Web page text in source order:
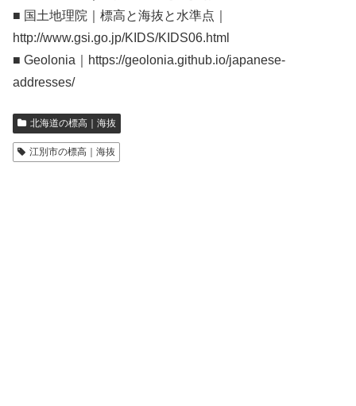
■ 国土地理院｜標高と海抜と水準点｜
http://www.gsi.go.jp/KIDS/KIDS06.html
■ Geolonia｜https://geolonia.github.io/japanese-
addresses/
北海道の標高｜海抜
江別市の標高｜海抜